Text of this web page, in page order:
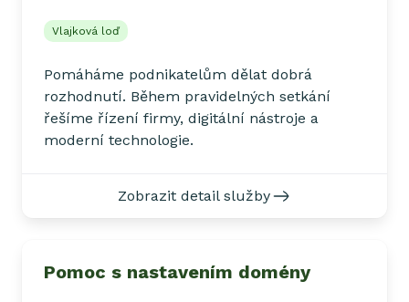
Vlajková loď
Pomáháme podnikatelům dělat dobrá
rozhodnutí. Během pravidelných setkání
řešíme řízení firmy, digitální nástroje a
moderní technologie.
Zobrazit detail služby
Pomoc s nastavením domény